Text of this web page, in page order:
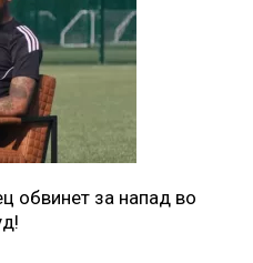
обвинет за напад во